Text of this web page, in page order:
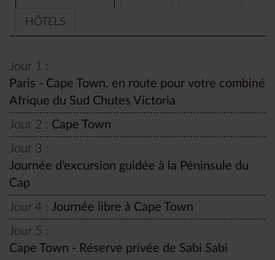
HÔTELS
Jour 1 :
Paris - Cape Town, en route pour votre combiné
Afrique du Sud Chutes Victoria
Jour 2 : Cape Town
Jour 3 :
Journée d’excursion guidée à la Péninsule du
Cap
Jour 4 : Journée libre à Cape Town
Jour 5 :
Cape Town - Réserve privée de Sabi Sabi